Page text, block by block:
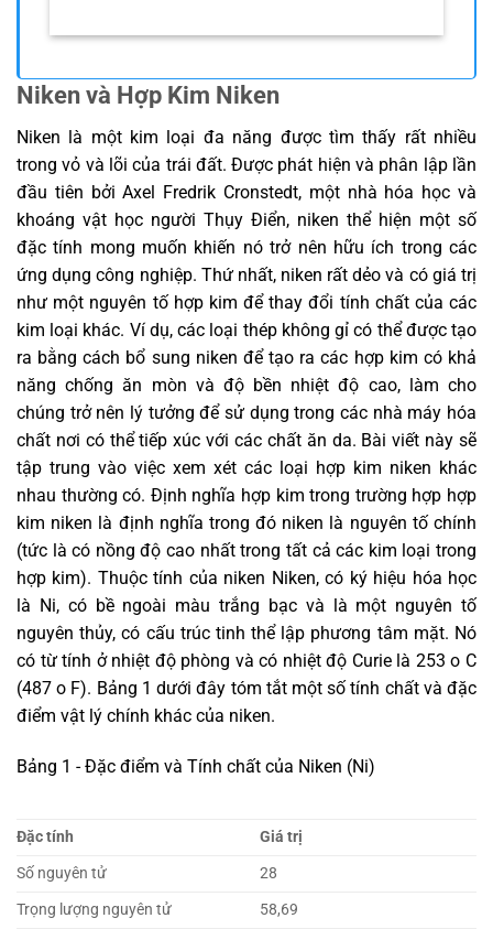
Niken và Hợp Kim Niken
Niken là một kim loại đa năng được tìm thấy rất nhiều
trong vỏ và lõi của trái đất. Được phát hiện và phân lập lần
đầu tiên bởi Axel Fredrik Cronstedt, một nhà hóa học và
khoáng vật học người Thụy Điển, niken thể hiện một số
đặc tính mong muốn khiến nó trở nên hữu ích trong các
ứng dụng công nghiệp. Thứ nhất, niken rất dẻo và có giá trị
như một nguyên tố hợp kim để thay đổi tính chất của các
kim loại khác. Ví dụ, các loại thép không gỉ có thể được tạo
ra bằng cách bổ sung niken để tạo ra các hợp kim có khả
năng chống ăn mòn và độ bền nhiệt độ cao, làm cho
chúng trở nên lý tưởng để sử dụng trong các nhà máy hóa
chất nơi có thể tiếp xúc với các chất ăn da. Bài viết này sẽ
tập trung vào việc xem xét các loại hợp kim niken khác
nhau thường có. Định nghĩa hợp kim trong trường hợp hợp
kim niken là định nghĩa trong đó niken là nguyên tố chính
(tức là có nồng độ cao nhất trong tất cả các kim loại trong
hợp kim). Thuộc tính của niken Niken, có ký hiệu hóa học
là Ni, có bề ngoài màu trắng bạc và là một nguyên tố
nguyên thủy, có cấu trúc tinh thể lập phương tâm mặt. Nó
có từ tính ở nhiệt độ phòng và có nhiệt độ Curie là 253 o C
(487 o F). Bảng 1 dưới đây tóm tắt một số tính chất và đặc
điểm vật lý chính khác của niken.
Bảng 1 - Đặc điểm và Tính chất của Niken (Ni)
Đặc tính
Giá trị
Số nguyên tử
28
Trọng lượng nguyên tử
58,69